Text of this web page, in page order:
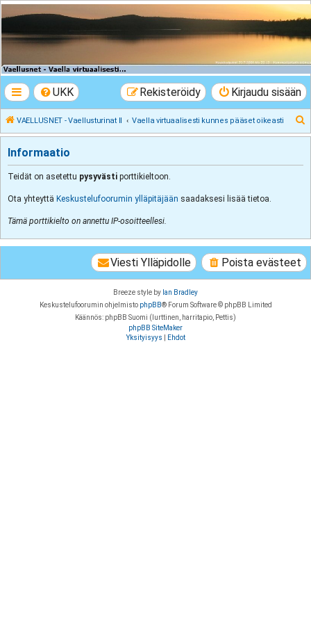
VAELLUSNET -
Vaellusturinat II
UKK Kirjaudu sisään
Rekisteröidy
VAELLUSNET - Vaellusturinat II Vaella virtuaalisesti kunnes pääset oikeasti
t
Informaatio
Teidät on asetettu pysyvästi porttikieltoon.
Ota yhteyttä Keskustelufoorumin ylläpitäjään saadaksesi lisää tietoa.
Tämä porttikielto on annettu IP-osoitteellesi.
Poista evästeet
Viesti Ylläpidolle
Breeze style by Ian Bradley
Keskustelufoorumin ohjelmisto phpBB® Forum Software © phpBB Limited
Käännös: phpBB Suomi (lurttinen, harritapio, Pettis)
phpBB SiteMaker
Yksityisyys
Ehdot